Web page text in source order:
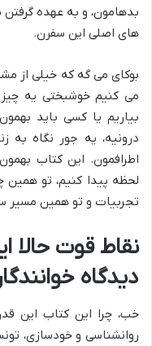
بدهامون، و به عهده گرفتن
های اصلی این سفرن.
بوکای می گه که خیلی از
می کنیم خوشبختی یه
بیاریم یا کسی باید
درونیه، یه جور نگاه به
اطرافمون. این کتاب
لحظه پیدا کنیم، تو همین
تجربیات و تو همین مسیر
نقاط قوت حالا
دیدگاه
خب، چرا این کتاب این
روانشناسی و خودسازی،